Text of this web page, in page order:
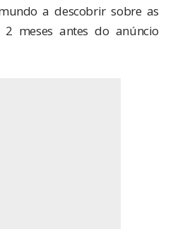
a descobrirsobre as
2 meses antes do anúncio